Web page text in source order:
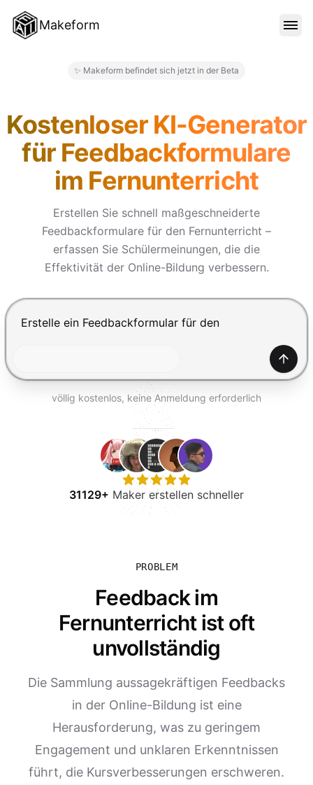
Makeform
BLOG
PREISE
ANMELDEN
KOSTENLOS TESTEN
✨ Makeform befindet sich jetzt in der Beta
Kostenloser KI-Generator
für Feedbackformulare
im Fernunterricht
Erstellen Sie schnell maßgeschneiderte
Feedbackformulare für den Fernunterricht –
erfassen Sie Schülermeinungen, die die
Effektivität der Online-Bildung verbessern.
Drücke Enter zum Absenden, Shift+Enter für einen
völlig kostenlos, keine Anmeldung erforderlich
31129+ Maker erstellen schneller
PROBLEM
Feedback im
Fernunterricht ist oft
unvollständig
Die Sammlung aussagekräftigen Feedbacks
in der Online-Bildung ist eine
Herausforderung, was zu geringem
Engagement und unklaren Erkenntnissen
führt, die Kursverbesserungen erschweren.